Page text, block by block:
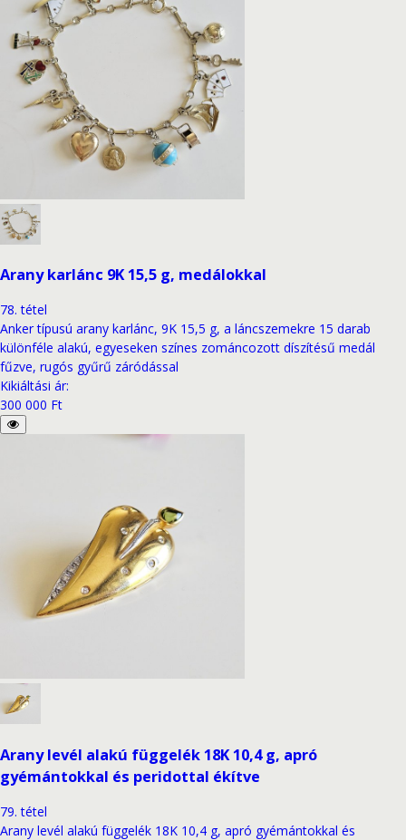
Arany karlánc 9K 15,5 g, medálokkal
78. tétel
Anker típusú arany karlánc, 9K 15,5 g, a láncszemekre 15 darab
különféle alakú, egyeseken színes zománcozott díszítésű medál
fűzve, rugós gyűrű záródással
Kikiáltási ár:
300 000 Ft
Arany levél alakú függelék 18K 10,4 g, apró
gyémántokkal és peridottal ékítve
79. tétel
Arany levél alakú függelék 18K 10,4 g, apró gyémántokkal és